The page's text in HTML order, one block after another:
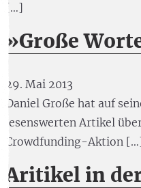
[…]
»Große
29. Mai 2013
Daniel Große hat auf
lesenswerten Artikel
Crowdfunding-Aktion
Aritikel in